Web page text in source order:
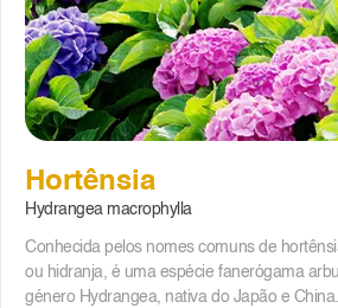
Hortênsia
Hydrangea macrophylla
Conhecida pelos nomes comuns de
ou hidranja, é uma espécie fanerógama
género Hydrangea, nativa do Japão e